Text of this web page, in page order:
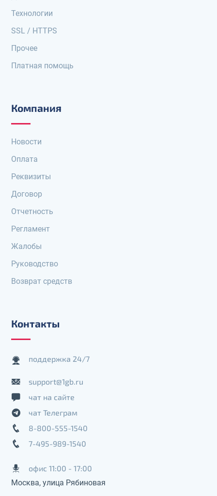
Технологии
SSL / HTTPS
Прочее
Платная помощь
Компания
Новости
Оплата
Реквизиты
Договор
Отчетность
Регламент
Жалобы
Руководство
Возврат средств
Контакты
поддержка 24/7
support@1gb.ru
чат на сайте
чат Телеграм
8-800-555-1540
7-495-989-1540
офис 11:00 - 17:00
Москва, улица Рябиновая